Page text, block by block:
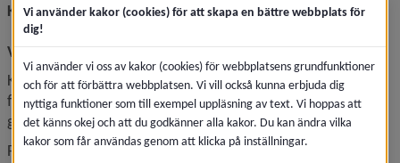
Kvalitetsdeklaration
Vårt uppdrag
Kommunen, tillsammans med fastighetsägarna, ansvarar
för renhållning av körbanor, trottoarer, gågator, torg samt
gång- och cykelvägar.
Fastighetsägarnas ansvar för den offentliga renhållningen i
Vi använder kakor (cookies) för att skapa en bättre webbplats för
dig!
Vi använder vi oss av kakor (cookies) för webbplatsens grundfunktioner
och för att förbättra webbplatsen. Vi vill också kunna erbjuda dig
nyttiga funktioner som till exempel uppläsning av text. Vi hoppas att
det känns okej och att du godkänner alla kakor. Du kan ändra vilka
kakor som får användas genom att klicka på inställningar.